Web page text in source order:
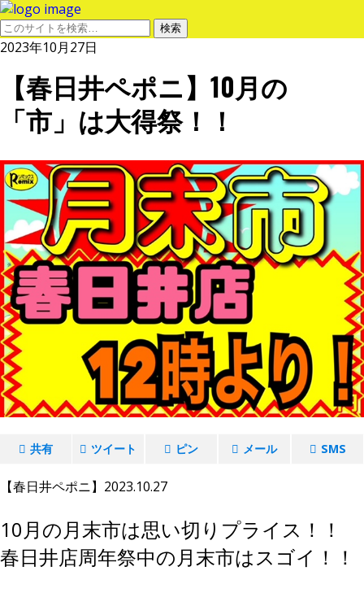
2023年10月27日
【春日井ペポニ】10月の
「市」は大得祭！！
共有 ツイート ピン メール SMS
【春日井ペポニ】2023.10.27
10月の月末市は思い切りプライス！！
春日井店周年祭中の月末市はスゴイ！！